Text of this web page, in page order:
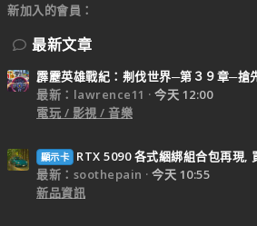
新加入的會員
最新文章
霹靂英雄戰紀：刜伐世界─第３９章─搶
最新：lawrence11
今天 12:00
電玩 / 影視 / 音樂
顯示卡
RTX 5090 各式綑綁組合包再現,
最新：soothepain
今天 10:55
新品資訊